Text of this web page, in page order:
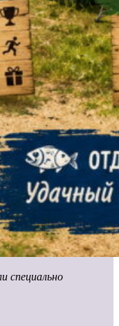
специально